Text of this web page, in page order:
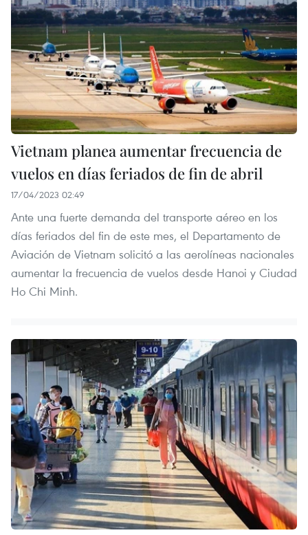
Vietnam planea aumentar frecuencia de
vuelos en días feriados de fin de abril
17/04/2023 02:49
Ante una fuerte demanda del transporte aéreo en los
días feriados del fin de este mes, el Departamento de
Aviación de Vietnam solicitó a las aerolíneas nacionales
aumentar la frecuencia de vuelos desde Hanoi y Ciudad
Ho Chi Minh.